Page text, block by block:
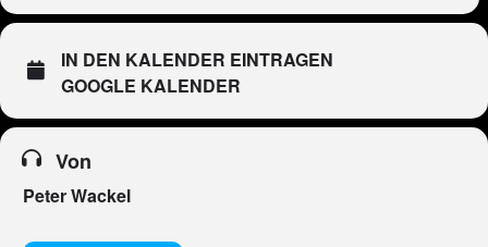
IN DEN KALENDER EINTRAGEN
GOOGLE KALENDER
Von
Peter Wackel